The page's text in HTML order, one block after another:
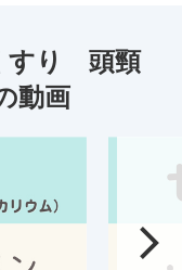
すり 頭頸
動画